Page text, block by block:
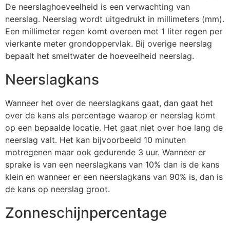
De neerslaghoeveelheid is een verwachting van
neerslag. Neerslag wordt uitgedrukt in millimeters (mm).
Een millimeter regen komt overeen met 1 liter regen per
vierkante meter grondoppervlak. Bij overige neerslag
bepaalt het smeltwater de hoeveelheid neerslag.
Neerslagkans
Wanneer het over de neerslagkans gaat, dan gaat het
over de kans als percentage waarop er neerslag komt
op een bepaalde locatie. Het gaat niet over hoe lang de
neerslag valt. Het kan bijvoorbeeld 10 minuten
motregenen maar ook gedurende 3 uur. Wanneer er
sprake is van een neerslagkans van 10% dan is de kans
klein en wanneer er een neerslagkans van 90% is, dan is
de kans op neerslag groot.
Zonneschijnpercentage